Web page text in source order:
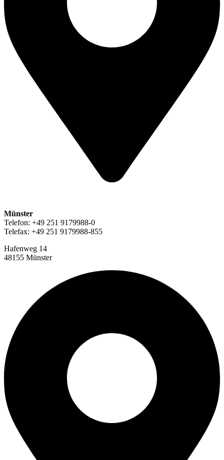
Münster
Telefon: +49 251 9179988-0
Telefax: +49 251 9179988-855
Hafenweg 14
48155 Münster